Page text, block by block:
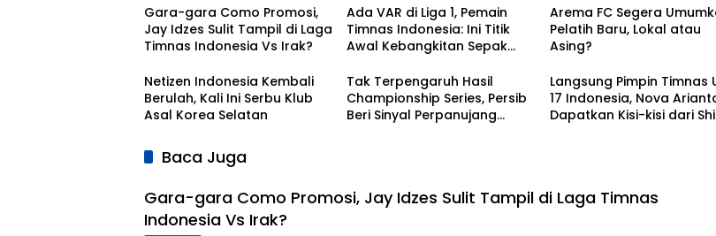
Gara-gara Como Promosi,
Jay Idzes Sulit Tampil di Laga
Timnas Indonesia Vs Irak?
Ada VAR di Liga 1, Pemain
Timnas Indonesia: Ini Titik
Awal Kebangkitan Sepak
Arema FC Segera
Pelatih Baru, Lokal atau
Asing?
Netizen Indonesia Kembali
Berulah, Kali Ini Serbu Klub
Asal Korea Selatan
Tak Terpengaruh Hasil
Championship Series, Persib
Beri Sinyal Perpanujang
Langsung Pimpin Timnas
17 Indonesia, Nova
Dapatkan Kisi-kisi dari
Baca Juga
Gara-gara Como Promosi, Jay Idzes Sulit Tampil di Laga Timnas
Indonesia Vs Irak?